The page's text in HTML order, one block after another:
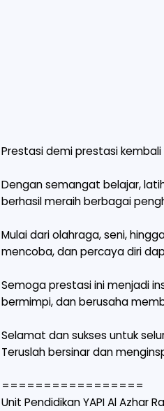
Prestasi demi prestasi kembali
Dengan semangat belajar,
berhasil meraih berbagai
Mulai dari olahraga, seni,
mencoba, dan percaya diri
Semoga prestasi ini menjadi
bermimpi, dan berusaha
Selamat dan sukses untuk
Teruslah bersinar dan
=================
Unit Pendidikan YAPI Al Azhar